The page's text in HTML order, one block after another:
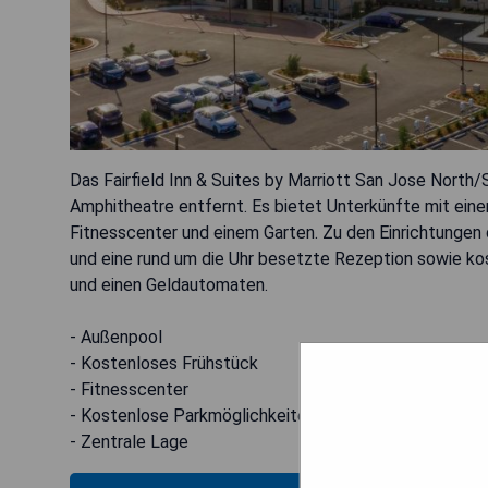
Das Fairfield Inn & Suites by Marriott San Jose
Amphitheatre entfernt. Es bietet Unterkünfte mit
Fitnesscenter und einem Garten. Zu den
und eine rund um die Uhr besetzte Rezeption sowie
und einen Geldautomaten.
- Außenpool
- Kostenloses Frühstück
- Fitnesscenter
- Kostenlose Parkmöglichkeiten
- Zentrale Lage